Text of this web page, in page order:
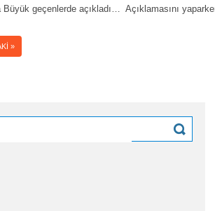
geçenlerde açıkladı… Açıklamasını
»